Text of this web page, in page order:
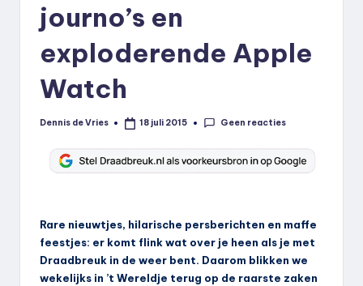
journo’s en
exploderende Apple
Watch
Geplaatst
Dennis de Vries 18 juli 2015 Geen reacties
Rare nieuwtjes, hilarische persberichten en maffe
feestjes: er komt flink wat over je heen als je met
Draadbreuk in de weer bent. Daarom blikken we
wekelijks in ’t Wereldje terug op de raarste zaken